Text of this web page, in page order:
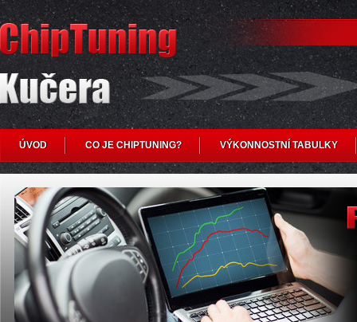
ÚVOD CO JE CHIPTUNING? VÝKONNOSTNÍ TABULKY